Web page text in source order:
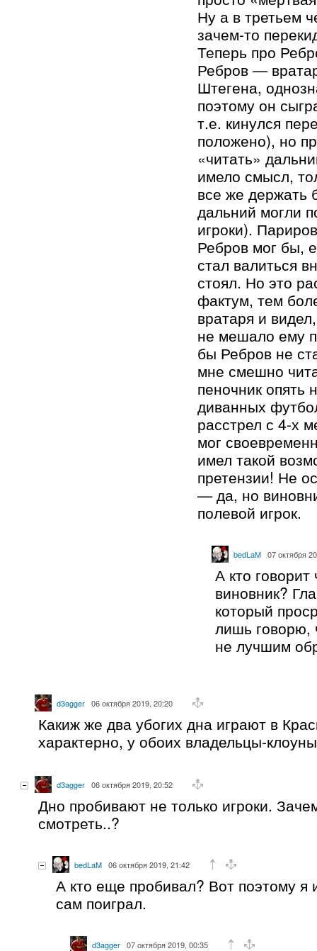
Ну а в третьем
зачем-то
Теперь про
Ребров —
Штегена,
поэтому он
т.е. кинулся
положено), но
«читать»
имело смысл,
все же держать
дальний могли
игроки).
Ребров мог бы,
стал валиться
стоял. Но это
фактум, тем
вратаря и
не мешало ему
бы Ребров не
мне смешно
пеночник опять
диванных
расстрел с 4-х
мог
имел такой
претензии! Не
— да, но
полевой игрок.
bedLaM 07 октября
А кто
виновник?
который
лишь говорю,
не лучшим
d3agger 06 октября 2019, 20:20
Какиж же два убогих дна играют в
характерно, у обоих владельцы-клоуны
d3agger 06 октября 2019, 20:52
Дно пробивают не только игроки.
смотреть..?
bedLaM 06 октября 2019, 21:42
А кто еще пробивал? Вот поэтому я
сам поиграл.
d3agger 07 октября 2019, 00:35